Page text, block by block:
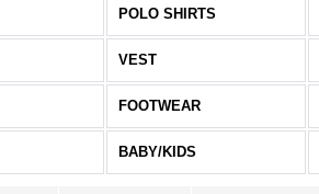
POLO SHIRTS
VEST
FOOTWEAR
BABY/KIDS